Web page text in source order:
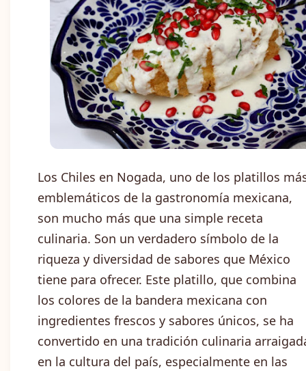
Los Chiles en Nogada, uno de los platillos
emblemáticos de la gastronomía mexicana,
son mucho más que una simple receta
culinaria. Son un verdadero símbolo de la
riqueza y diversidad de sabores que México
tiene para ofrecer. Este platillo, que combina
los colores de la bandera mexicana con
ingredientes frescos y sabores únicos, se ha
convertido en una tradición culinaria
en la cultura del país, especialmente en las